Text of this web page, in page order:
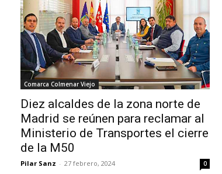
Comarca Colmenar Viejo
Diez alcaldes de la zona norte de
Madrid se reúnen para reclamar al
Ministerio de Transportes el cierre
de la M50
Pilar Sanz - 27 febrero, 2024 0